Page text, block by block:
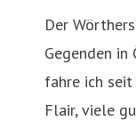
Der
Gegenden in
fahre ich seit
Flair, viele